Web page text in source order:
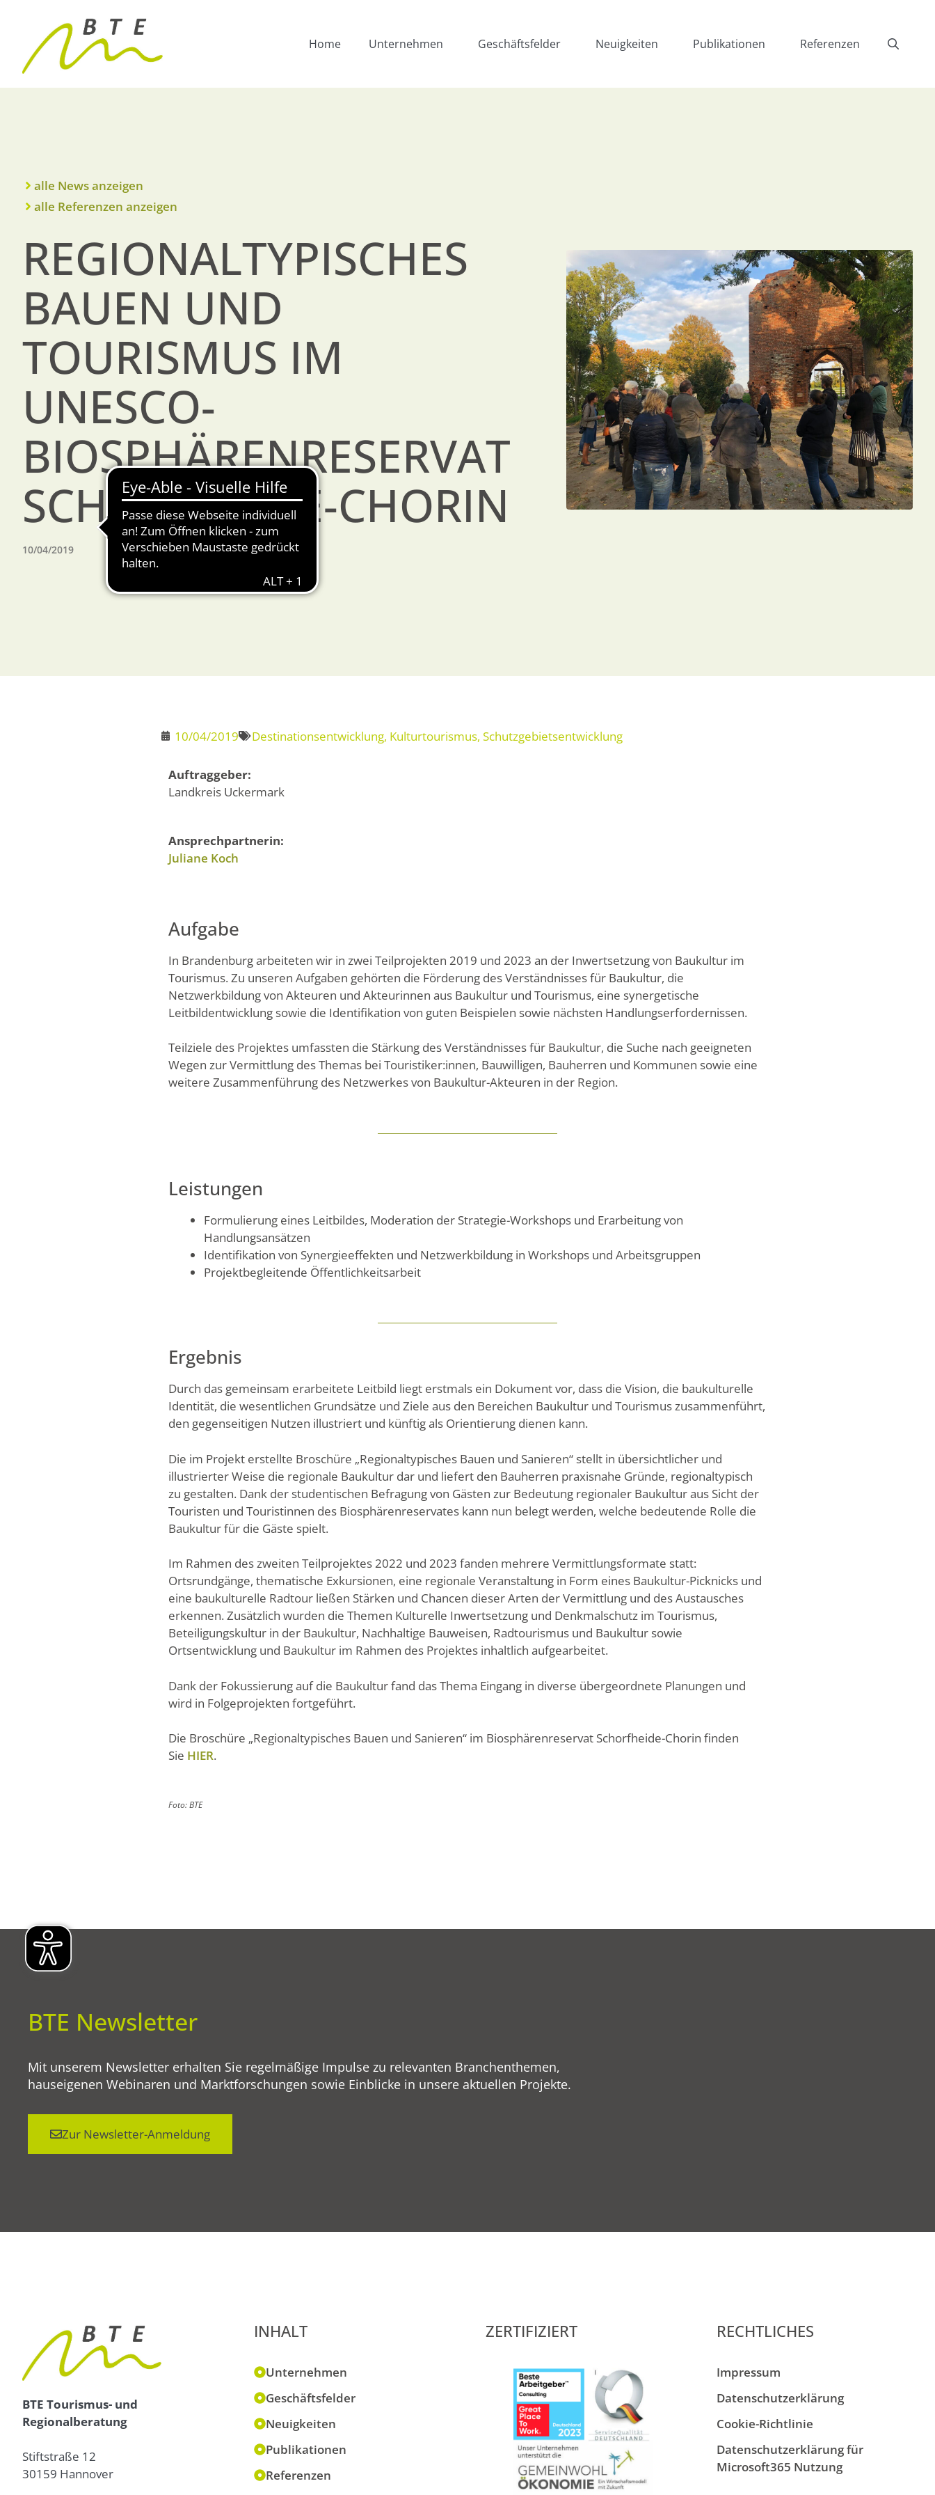
Home Unternehmen Geschäftsfelder Neuigkeiten Publikationen Referenzen
alle News anzeigen
alle Referenzen anzeigen
REGIONALTYPISCHES
BAUEN UND
TOURISMUS IM
UNESCO-
BIOSPHÄRENRESERVAT
SCHORFHEIDE-CHORIN
10/04/2019
10/04/2019 Destinationsentwicklung, Kulturtourismus, Schutzgebietsentwicklung
Auftraggeber:
Landkreis Uckermark
Ansprechpartnerin:
Juliane Koch
Aufgabe
In Brandenburg arbeiteten wir in zwei Teilprojekten 2019 und 2023 an der Inwertsetzung von Baukultur im
Tourismus. Zu unseren Aufgaben gehörten die Förderung des Verständnisses für Baukultur, die
Netzwerkbildung von Akteuren und Akteurinnen aus Baukultur und Tourismus, eine synergetische
Leitbildentwicklung sowie die Identifikation von guten Beispielen sowie nächsten Handlungserfordernissen.
Teilziele des Projektes umfassten die Stärkung des Verständnisses für Baukultur, die Suche nach geeigneten
Wegen zur Vermittlung des Themas bei Touristiker:innen, Bauwilligen, Bauherren und Kommunen sowie eine
weitere Zusammenführung des Netzwerkes von Baukultur-Akteuren in der Region.
Leistungen
Formulierung eines Leitbildes, Moderation der Strategie-Workshops und Erarbeitung von
Handlungsansätzen
Identifikation von Synergieeffekten und Netzwerkbildung in Workshops und Arbeitsgruppen
Projektbegleitende Öffentlichkeitsarbeit
Ergebnis
Durch das gemeinsam erarbeitete Leitbild liegt erstmals ein Dokument vor, dass die Vision, die baukulturelle
Identität, die wesentlichen Grundsätze und Ziele aus den Bereichen Baukultur und Tourismus zusammenführt,
den gegenseitigen Nutzen illustriert und künftig als Orientierung dienen kann.
Die im Projekt erstellte Broschüre „Regionaltypisches Bauen und Sanieren“ stellt in übersichtlicher und
illustrierter Weise die regionale Baukultur dar und liefert den Bauherren praxisnahe Gründe, regionaltypisch
zu gestalten. Dank der studentischen Befragung von Gästen zur Bedeutung regionaler Baukultur aus Sicht der
Touristen und Touristinnen des Biosphärenreservates kann nun belegt werden, welche bedeutende Rolle die
Baukultur für die Gäste spielt.
Im Rahmen des zweiten Teilprojektes 2022 und 2023 fanden mehrere Vermittlungsformate statt:
Ortsrundgänge, thematische Exkursionen, eine regionale Veranstaltung in Form eines Baukultur-Picknicks und
eine baukulturelle Radtour ließen Stärken und Chancen dieser Arten der Vermittlung und des Austausches
erkennen. Zusätzlich wurden die Themen Kulturelle Inwertsetzung und Denkmalschutz im Tourismus,
Beteiligungskultur in der Baukultur, Nachhaltige Bauweisen, Radtourismus und Baukultur sowie
Ortsentwicklung und Baukultur im Rahmen des Projektes inhaltlich aufgearbeitet.
Dank der Fokussierung auf die Baukultur fand das Thema Eingang in diverse übergeordnete Planungen und
wird in Folgeprojekten fortgeführt.
Die Broschüre „Regionaltypisches Bauen und Sanieren“ im Biosphärenreservat Schorfheide-Chorin finden
Sie HIER.
Foto: BTE
BTE Newsletter
Mit unserem Newsletter erhalten Sie regelmäßige Impulse zu relevanten Branchenthemen,
hauseigenen Webinaren und Marktforschungen sowie Einblicke in unsere aktuellen Projekte.
Zur Newsletter-Anmeldung
BTE Tourismus- und
Regionalberatung
Stiftstraße 12
30159 Hannover
INHALT
Unternehmen
Geschäftsfelder
Neuigkeiten
Publikationen
Referenzen
ZERTIFIZIERT RECHTLICHES
Impressum
Datenschutzerklärung
Cookie-Richtlinie
Datenschutzerklärung für
Microsoft365 Nutzung